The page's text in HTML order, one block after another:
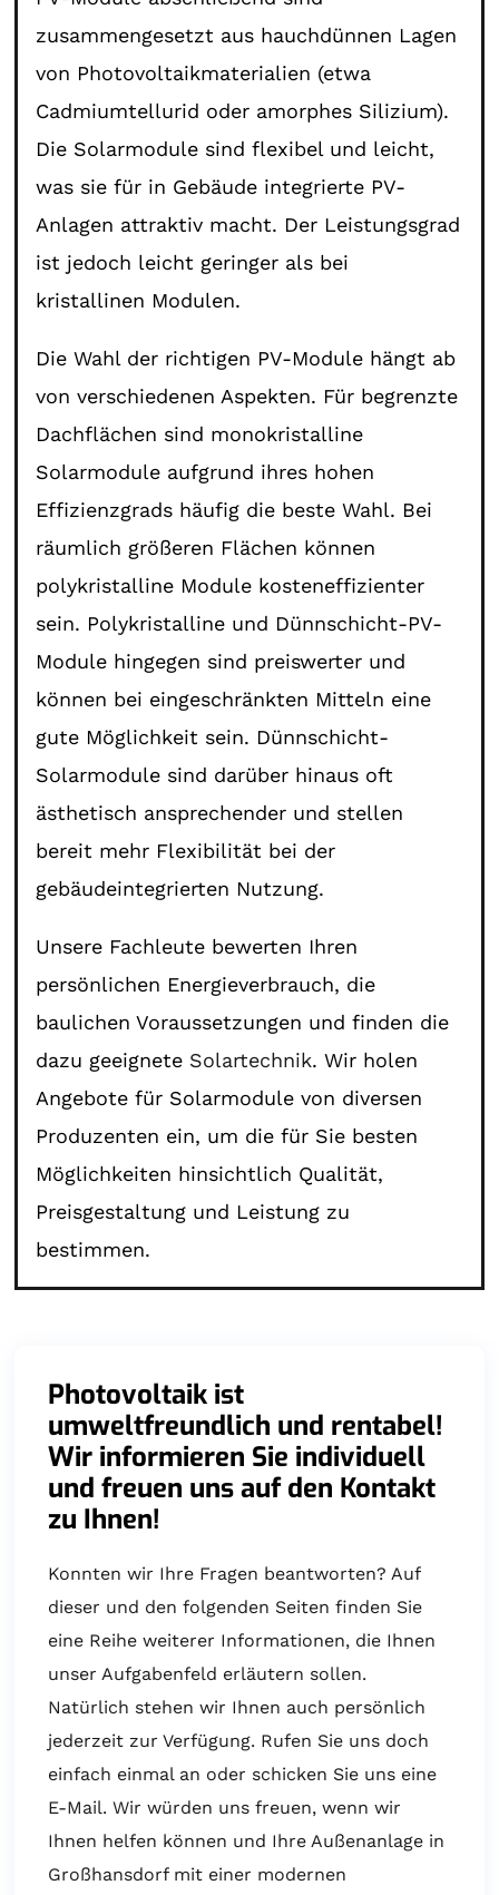
zusammengesetzt aus hauchdünnen Lagen
von Photovoltaikmaterialien (etwa
Cadmiumtellurid oder amorphes Silizium).
Die Solarmodule sind flexibel und leicht,
was sie für in Gebäude integrierte PV-
Anlagen attraktiv macht. Der Leistungsgrad
ist jedoch leicht geringer als bei
kristallinen Modulen.
Die Wahl der richtigen PV-Module hängt ab
von verschiedenen Aspekten. Für begrenzte
Dachflächen sind monokristalline
Solarmodule aufgrund ihres hohen
Effizienzgrads häufig die beste Wahl. Bei
räumlich größeren Flächen können
polykristalline Module kosteneffizienter
sein. Polykristalline und Dünnschicht-PV-
Module hingegen sind preiswerter und
können bei eingeschränkten Mitteln eine
gute Möglichkeit sein. Dünnschicht-
Solarmodule sind darüber hinaus oft
ästhetisch ansprechender und stellen
bereit mehr Flexibilität bei der
gebäudeintegrierten Nutzung.
Unsere Fachleute bewerten Ihren
persönlichen Energieverbrauch, die
baulichen Voraussetzungen und finden die
dazu geeignete Solartechnik. Wir holen
Angebote für Solarmodule von diversen
Produzenten ein, um die für Sie besten
Möglichkeiten hinsichtlich Qualität,
Preisgestaltung und Leistung zu
bestimmen.
Photovoltaik ist
umweltfreundlich und rentabel!
Wir informieren Sie individuell
und freuen uns auf den Kontakt
zu Ihnen!
Konnten wir Ihre Fragen beantworten? Auf
dieser und den folgenden Seiten finden Sie
eine Reihe weiterer Informationen, die Ihnen
unser Aufgabenfeld erläutern sollen.
Natürlich stehen wir Ihnen auch persönlich
jederzeit zur Verfügung. Rufen Sie uns doch
einfach einmal an oder schicken Sie uns eine
E-Mail. Wir würden uns freuen, wenn wir
Ihnen helfen können und Ihre Außenanlage in
Großhansdorf mit einer modernen